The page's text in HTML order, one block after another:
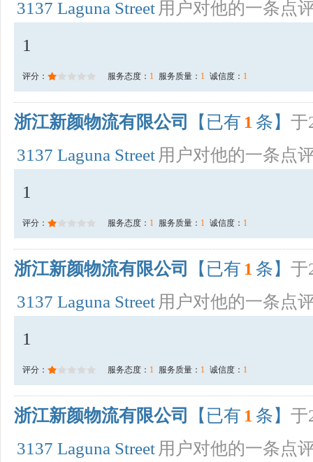
3137 Laguna Street 用户对他的一条点
1
评分： 服务态度： 1 服务质量： 1 诚信度： 1
浙江新颜物流有限公司 【已有 1 条】 于
3137 Laguna Street 用户对他的一条点
1
评分： 服务态度： 1 服务质量： 1 诚信度： 1
浙江新颜物流有限公司 【已有 1 条】 于
3137 Laguna Street 用户对他的一条点
1
评分： 服务态度： 1 服务质量： 1 诚信度： 1
浙江新颜物流有限公司 【已有 1 条】 于
3137 Laguna Street 用户对他的一条点